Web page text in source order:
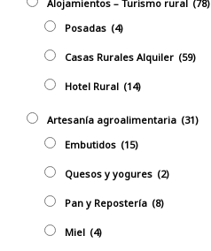
Alojamientos – Turismo rural (78)
Posadas (4)
Casas Rurales Alquiler (59)
Hotel Rural (14)
Artesanía agroalimentaria (31)
Embutidos (15)
Quesos y yogures (2)
Pan y Repostería (8)
Miel (4)